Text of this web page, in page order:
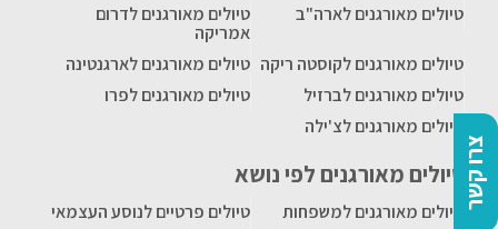
צרו קשר
טיולים מאורגנים לארה"ב
טיולים מאורגנים לדרום
אמריקה
טיולים מאורגנים לקוסטה ריקה טיולים מאורגנים לארגנטינה
טיולים מאורגנים לברזיל
טיולים מאורגנים לפרו
טיולים מאורגנים לצ'ילה
טיולים מאורגנים לפי נושא
טיולים מאורגנים למשפחות
טיולים פרטיים לנוסע העצמאי